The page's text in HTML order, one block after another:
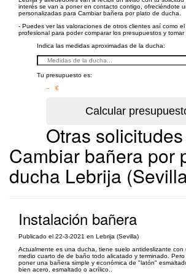
interés se van a poner en contacto contigo, ofreciéndote
personalizadas para Cambiar bañera por plato de ducha.
- Puedes ver las valoraciones de otros clientes así como
profesional para poder comparar los presupuestos y tomar
Indica las medidas aproximadas de la ducha:
Tu presupuesto es:
– €
Otras
Cambiar bañera por
ducha Lebrija
Instalación bañera
Publicado el 22-3-2021 en Lebrija (Sevilla)
Actualmente es una ducha, tiene suelo antideslizante con
medio cuarto de de baño todo alicatado y terminado.
poner una bañera simple y económica de "latón"
bien acero, esmaltado o acrílico..